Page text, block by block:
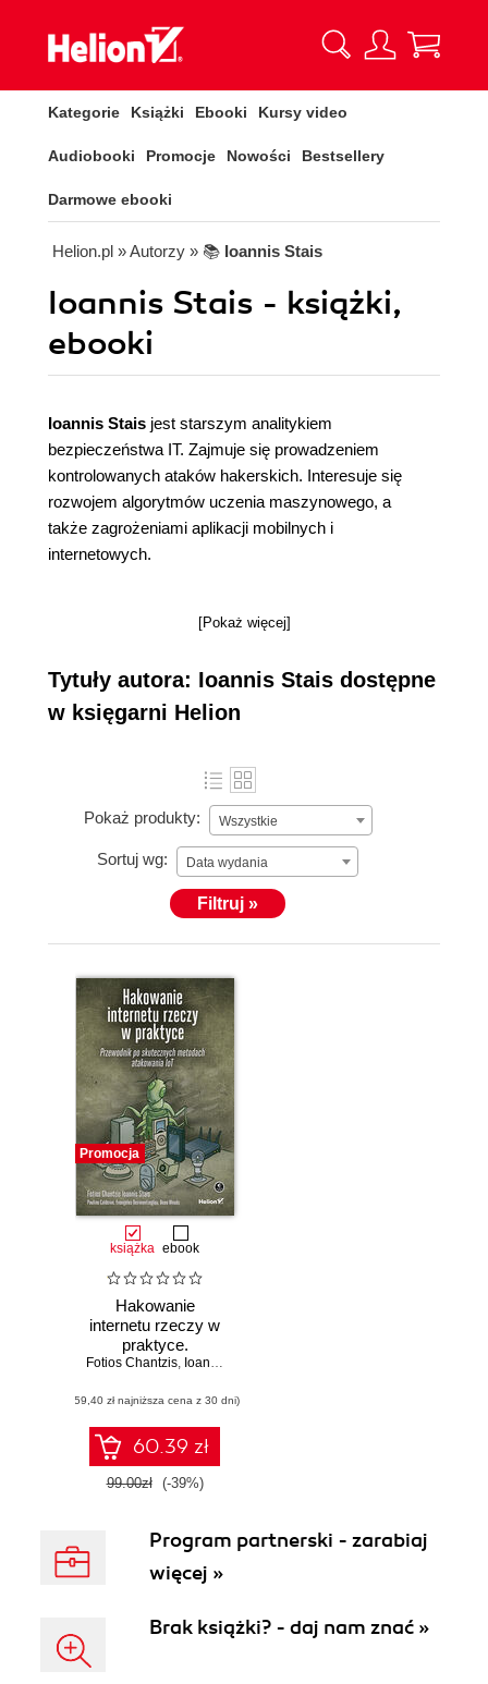
Kategorie Książki Ebooki Kursy video
Audiobooki Promocje Nowości Bestsellery
Darmowe ebooki
Helion.pl » Autorzy » 📚 Ioannis Stais
Ioannis Stais - książki,
ebooki
Ioannis Stais jest starszym analitykiem
bezpieczeństwa IT. Zajmuje się prowadzeniem
kontrolowanych ataków hakerskich. Interesuje się
rozwojem algorytmów uczenia maszynowego, a
także zagrożeniami aplikacji mobilnych i
internetowych.
[Pokaż więcej]
Tytuły autora: Ioannis Stais dostępne
w księgarni Helion
Pokaż produkty: Wszystkie
Sortuj wg: Data wydania
Filtruj »
Promocja
książka ebook
Hakowanie
internetu rzeczy w
praktyce.
Przewodnik po
metodach
atakowania IoT
Fotios Chantzis, Ioannis Stais
(59,40 zł najniższa cena z 30 dni)
60.39 zł
99.00zł (-39%)
Program partnerski - zarabiaj
więcej »
Brak książki? - daj nam znać »